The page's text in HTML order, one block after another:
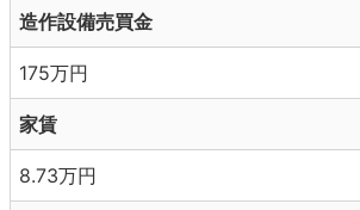
造作設備売買金
175万円
家賃
8.73万円